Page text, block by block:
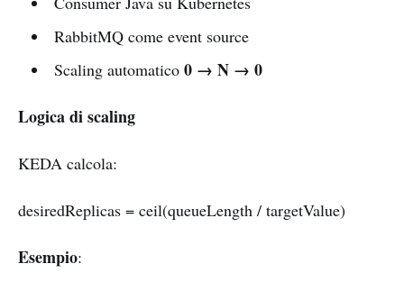
RabbitMQ come event source
Scaling automatico 0 → N → 0
Logica di scaling
KEDA calcola:
desiredReplicas = ceil(queueLength / targetValue)
Esempio: